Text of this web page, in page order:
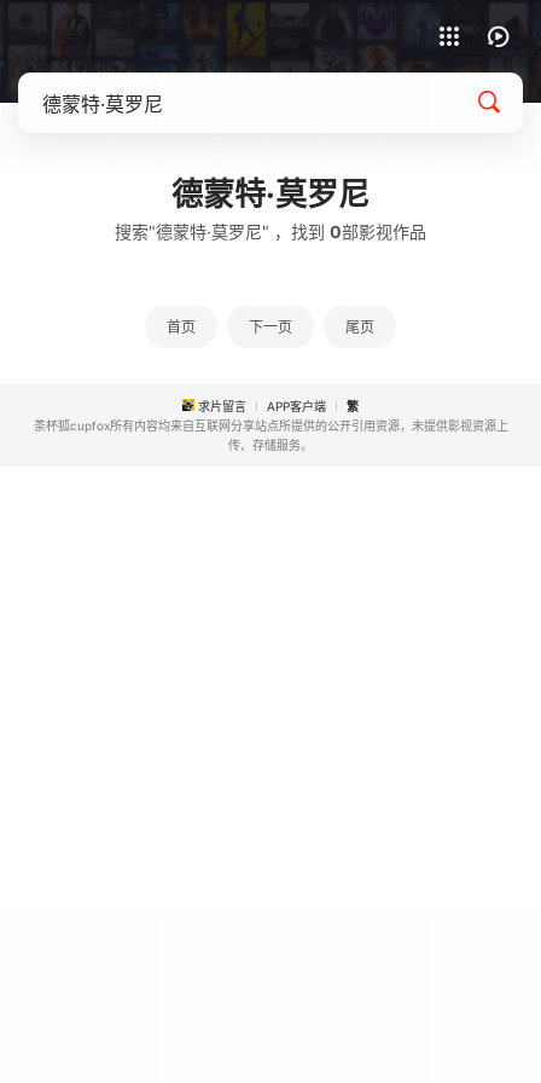
德蒙特·莫罗尼
搜索"德蒙特·莫罗尼" ，找到 0部影视作品
首页 下一页 尾页
求片留言 APP客户端
繁
茶杯狐cupfox所有内容均来自互联网分享站点所提供的公开引用资源，未提供影视资源上
传、存储服务。